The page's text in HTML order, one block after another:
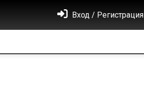
Вход / Регистрация